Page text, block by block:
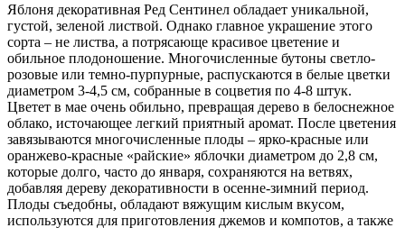
Яблоня декоративная Ред Сентинел обладает уникальной,
густой, зеленой листвой. Однако главное украшение этого
сорта – не листва, а потрясающе красивое цветение и
обильное плодоношение. Многочисленные бутоны светло-
розовые или темно-пурпурные, распускаются в белые цветки
диаметром 3-4,5 см, собранные в соцветия по 4-8 штук.
Цветет в мае очень обильно, превращая дерево в белоснежное
облако, источающее легкий приятный аромат. После цветения
завязываются многочисленные плоды – ярко-красные или
оранжево-красные «райские» яблочки диаметром до 2,8 см,
которые долго, часто до января, сохраняются на ветвях,
добавляя дереву декоративности в осенне-зимний период.
Плоды съедобны, обладают вяжущим кислым вкусом,
используются для приготовления джемов и компотов, а также